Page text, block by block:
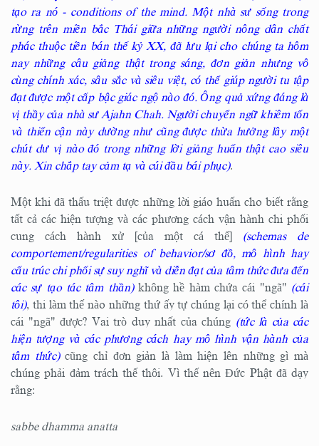
tạo ra nó - conditions of the mind. Một nhà sư sống trong
rừng trên miền bắc Thái giữa những người nông dân chất
phác thuộc tiền bán thế kỷ XX, đã lưu lại cho chúng ta hôm
nay những câu giảng thật trong sáng, đơn giản nhưng vô
cùng chính xác, sâu sắc và siêu việt, có thể giúp người tu tập
đạt được một cấp bậc giác ngộ nào đó. Ông quả xứng đáng là
vị thầy của nhà sư Ajahn Chah. Người chuyển ngữ khiêm tốn
và thiển cận này dường như cũng được thừa hưởng lây một
chút dư vị nào đó trong những lời giảng huấn thật cao siêu
này. Xin chắp tay cảm tạ và cúi đầu bái phục).
Một khi đã thấu triệt được những lời giáo huấn cho biết rằng
tất cả các hiện tượng và các phương cách vận hành chi phối
cung cách hành xử [của một cá thể] (schemas de
comportement/regularities of behavior/sơ đồ, mô hình hay
cấu trúc chi phối sự suy nghĩ và diễn đạt của tâm thức đưa đến
các sự tạo tác tâm thần)không hề hàm chứa cái "ngã" (cái
tôi), thi làm thế nào những thứ ấy tự chúng lại có thể chính là
cái "ngã" được? Vai trò duy nhất của chúng (tức là của các
hiện tượng và các phương cách hay mô hình vận hành của
tâm thức)cũng chỉ đơn giản là làm hiện lên những gì mà
chúng phải đảm trách thế thôi. Vì thế nên Đức Phật đã dạy
rằng:
sabbe dhamma anatta